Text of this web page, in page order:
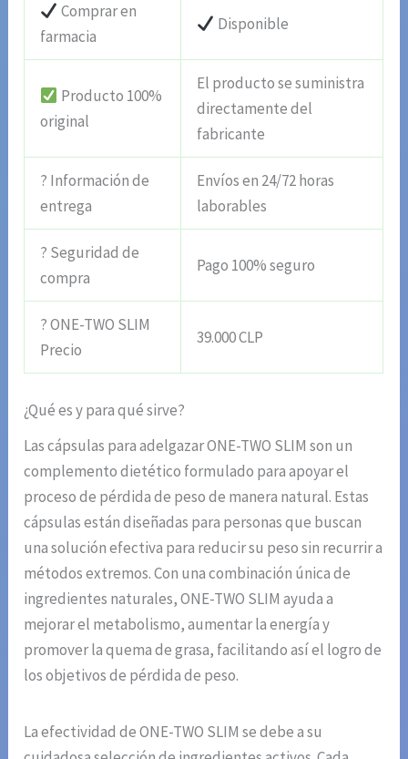
Comprar en
farmacia
Disponible
Producto 100%
original
El producto se suministra
directamente del
fabricante
? Información de
entrega
Envíos en 24/72 horas
laborables
? Seguridad de
compra
Pago 100% seguro
? ONE-TWO SLIM
Precio
39.000 CLP
¿Qué es y para qué sirve?
Las cápsulas para adelgazar ONE-TWO SLIM son un
complemento dietético formulado para apoyar el
proceso de pérdida de peso de manera natural. Estas
cápsulas están diseñadas para personas que buscan
una solución efectiva para reducir su peso sin recurrir a
métodos extremos. Con una combinación única de
ingredientes naturales, ONE-TWO SLIM ayuda a
mejorar el metabolismo, aumentar la energía y
promover la quema de grasa, facilitando así el logro de
los objetivos de pérdida de peso.
La efectividad de ONE-TWO SLIM se debe a su